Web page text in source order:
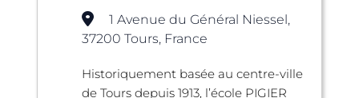
1 Avenue du Général Niessel,
37200 Tours, France
Historiquement basée au centre-ville
de Tours depuis 1913, l’école PIGIER